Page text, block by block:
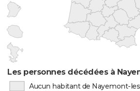
Les personnes décédées à
Aucun habitant de Nayemont-